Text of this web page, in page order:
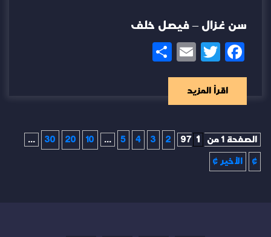
سن غزال – فيصل خلف
Facebook
Twitter
Email
اقرأ المزيد
الصفحة 1 من 97 1
2
3
4
5
...
10
20
30
...
» الأخير »